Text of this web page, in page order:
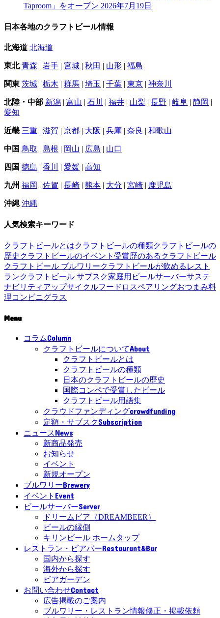
Taproom」をオープン 2026年7月19日
日本各地のクラフトビール情報
北海道 北海道
東北 青森 | 岩手 | 宮城 | 秋田 | 山形 | 福島
関東 茨城 | 栃木 | 群馬 | 埼玉 | 千葉 | 東京 | 神奈川
北陸・中部 新潟 | 富山 | 石川 | 福井 | 山梨 | 長野 | 岐阜 | 静岡 |
愛知
近畿 三重 | 滋賀 | 京都 | 大阪 | 兵庫 | 奈良 | 和歌山
中国 鳥取 | 島根 | 岡山 | 広島 | 山口
四国 徳島 | 香川 | 愛媛 | 高知
九州 福岡 | 佐賀 | 長崎 | 熊本 | 大分 | 宮崎 | 鹿児島
沖縄 沖縄
人気検索キーワード
クラフトビールとはクラフトビールの種類クラフトビールの
歴史 クラフトビールのイベント 受賞歴のあるクラフトビール
クラフトビール ブルワリークラフトビールが飲めるレスト
ランクラフトビール サブスク家庭用ビールサーバーサステ
ナビリティ アップサイクルフードロスペアリングおつまみ料
理コンビニグラス
Menu
コラムColumn
クラフトビールについてAbout
クラフトビールとは
クラフトビールの種類
日本のクラフトビールの歴史
国際コンペで受賞したビール
クラフトビール用語集
クラウドファンディングcrowdfunding
定額・サブスクSubscription
ニュースNews
新商品発売
お知らせ
イベント
新規オープン
ブルワリーBrewery
イベント Event
ビールサーバーServer
ドリームビア（DREAMBEER）
ビールの縁側
キリンビール ホームタップ
レストラン・ビアバーRestaurant&Bar
国内から探す
海外から探す
ビアガーデン
お問い合わせContact
広告掲載のご案内
ブルワリー・レストラン情報修正・掲載依頼